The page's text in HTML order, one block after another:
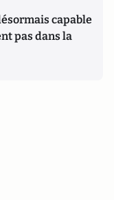
capable
pas dans la